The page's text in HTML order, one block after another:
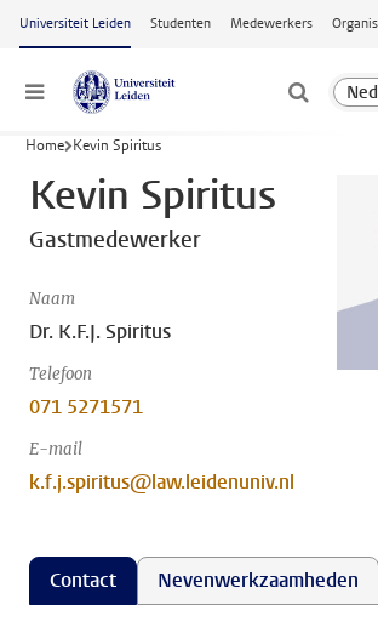
Ga naar hoofdinhoud
Universiteit Leiden Studenten Medewerkers
Menu
Home Kevin Spiritus
Kevin Spiritus
Gastmedewerker
Naam
Dr. K.F.J. Spiritus
Telefoon
071 5271571
E-mail
k.f.j.spiritus@law.leidenuniv.nl
Contact Nevenwerkzaamheden